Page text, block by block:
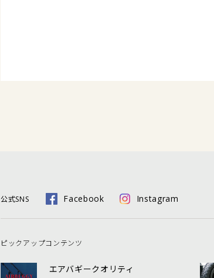
公式SNS Facebook Instagram
ピックアップコンテンツ
エアバギークオリティ